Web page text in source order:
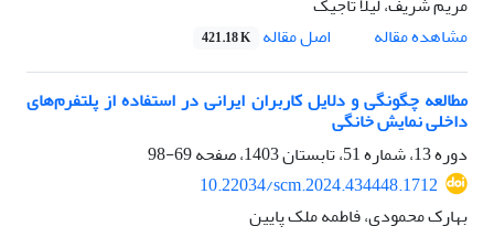
مشاهده مقاله
اصل مقاله 421.18 K
مطالعه چگونگی و دلایل‌ کاربران ایرانی در استفاده از پلتفرم‌های
داخلی نمایش خانگی
دوره 13، شماره 51، تابستان 1403، صفحه
69-98
10.22034/scm.2024.434448.1712
بهارک محمودی، فاطمه ملک پایین